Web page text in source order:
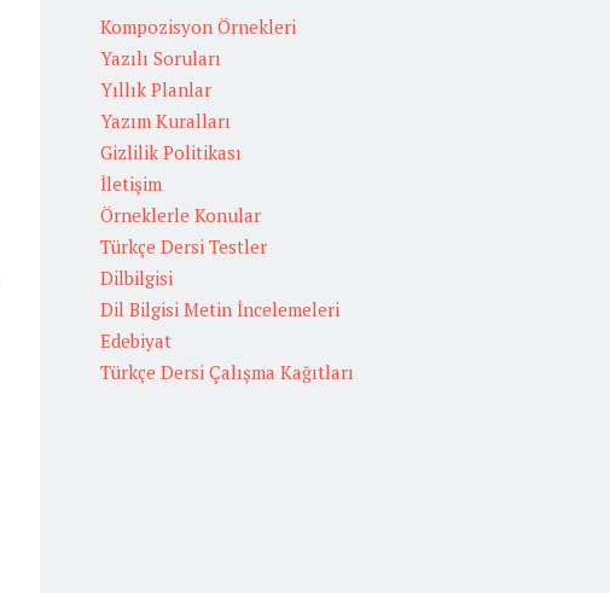
Kompozisyon Örnekleri
Yazılı Soruları
Yıllık Planlar
Yazım Kuralları
Gizlilik Politikası
İletişim
Örneklerle Konular
Türkçe Dersi Testler
Dilbilgisi
Dil Bilgisi Metin İncelemeleri
Edebiyat
Türkçe Dersi Çalışma Kağıtları